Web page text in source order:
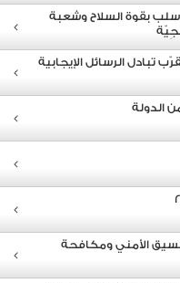
بقوة السلاح وشعبة
الرسائل الإيجابية
الدولة
الأمني ومكافحة